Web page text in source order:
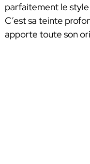
parfaitement le style
C’est sa teinte
apporte toute son